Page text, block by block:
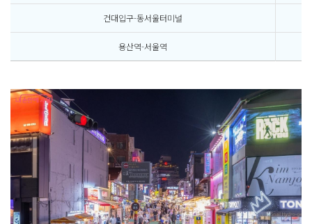
건대입구-동서울터미널
용산역-서울역